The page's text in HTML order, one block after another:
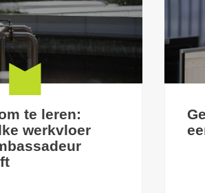
te leren:
werkvloer